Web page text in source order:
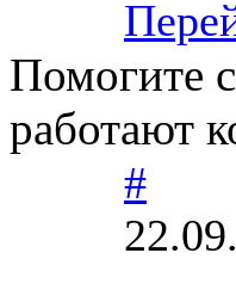
Помогите
работают
#